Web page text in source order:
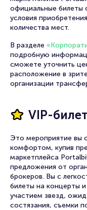
официальные билеты
условия
количества мест.
В разделе
подробную
сможете уточнить
расположение в
организации
VIP-
Это мероприятие вы
комфортом, купив
маркетплейса
предложения от
брокеров. Вы с
билеты на концерты
участием звезд,
состязания, съемки